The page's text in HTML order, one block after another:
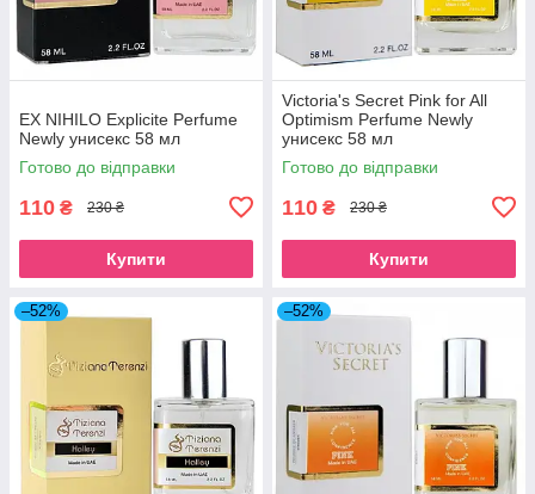
EX NIHILO Explicite Perfume
Newly унисекс 58 мл
Готово до відправки
110 ₴ 230 ₴
Купити
Victoria's Secret Pink for All
Optimism Perfume Newly
унисекс 58 мл
Готово до відправки
110 ₴ 230 ₴
Купити
–52% –52%